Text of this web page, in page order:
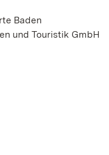
Baden
und Touristik GmbH